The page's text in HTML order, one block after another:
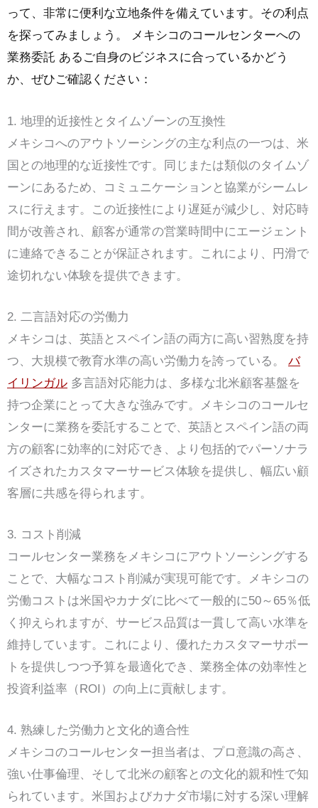
って、非常に便利な立地条件を備えています。その利点
を探ってみましょう。
メキシコのコールセンターへの
業務委託 ある ご自身のビジネスに合っているかどう
か、ぜひご確認ください：
1. 地理的近接性とタイムゾーンの互換性
メキシコへのアウトソーシングの主な利点の一つは、米
国との地理的な近接性です。同じまたは類似のタイムゾ
ーンにあるため、コミュニケーションと協業がシームレ
スに行えます。この近接性により遅延が減少し、対応時
間が改善され、顧客が通常の営業時間中にエージェント
に連絡できることが保証されます。これにより、円滑で
途切れない体験を提供できます。
2. 二言語対応の労働力
メキシコは、英語とスペイン語の両方に高い習熟度を持
つ、大規模で教育水準の高い労働力を誇っている。 バ
イリンガル 多言語対応能力は、多様な北米顧客基盤を
持つ企業にとって大きな強みです。メキシコのコールセ
ンターに業務を委託することで、英語とスペイン語の両
方の顧客に効率的に対応でき、より包括的でパーソナラ
イズされたカスタマーサービス体験を提供し、幅広い顧
客層に共感を得られます。
3. コスト削減
コールセンター業務をメキシコにアウトソーシングする
ことで、大幅なコスト削減が実現可能です。メキシコの
労働コストは米国やカナダに比べて一般的に50～65％低
く抑えられますが、サービス品質は一貫して高い水準を
維持しています。これにより、優れたカスタマーサポー
トを提供しつつ予算を最適化でき、業務全体の効率性と
投資利益率（ROI）の向上に貢献します。
4. 熟練した労働力と文化的適合性
メキシコのコールセンター担当者は、プロ意識の高さ、
強い仕事倫理、そして北米の顧客との文化的親和性で知
られています。米国およびカナダ市場に対する深い理解